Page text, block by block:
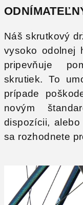
Náš skrutkový
vysoko odolnej
pripevňuje
skrutiek. To
prípade
novým
dispozícii,
sa rozhodnete